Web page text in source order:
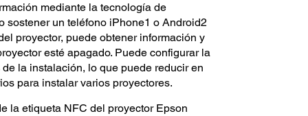
mediante la tecnología de
sostener un teléfono iPhone1 o Android2
proyector, puede obtener información y
esté apagado. Puede configurar la
la instalación, lo que puede reducir en
para instalar varios proyectores.
la etiqueta NFC del proyector Epson